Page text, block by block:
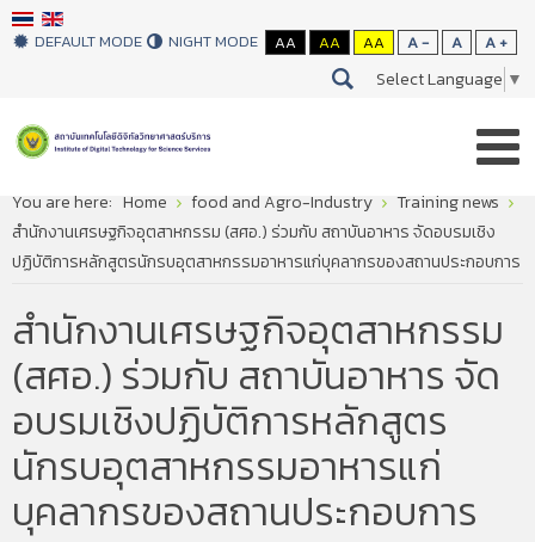
DEFAULT MODE NIGHT MODE AA AA AA A - A A +
Select Language ▼
You are here: Home food and Agro-Industry
Training news
สำนักงานเศรษฐกิจอุตสาหกรรม (สศอ.) ร่วมกับ สถาบันอาหาร จัดอบรมเชิง
ปฏิบัติการหลักสูตรนักรบอุตสาหกรรมอาหารแก่บุคลากรของสถานประกอบการ
สำนักงานเศรษฐกิจอุตสาหกรรม
(สศอ.) ร่วมกับ สถาบันอาหาร จัด
อบรมเชิงปฏิบัติการหลักสูตร
นักรบอุตสาหกรรมอาหารแก่
บุคลากรของสถานประกอบการ